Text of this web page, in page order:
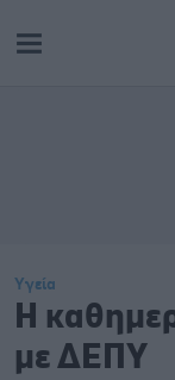
Υγεία
Η
με ΔΕΠΥ